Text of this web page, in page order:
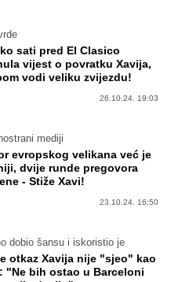
sati pred El Clasico
vijest o povratku Xavija,
vodi veliku zvijezdu!
26.10.24. 19:03
mediji
evropskog velikana već je
dvije runde pregovora
- Stiže Xavi!
23.10.24. 16:50
dobio šansu i iskoristio je
otkaz Xavija nije "sjeo" kao
"Ne bih ostao u Barceloni